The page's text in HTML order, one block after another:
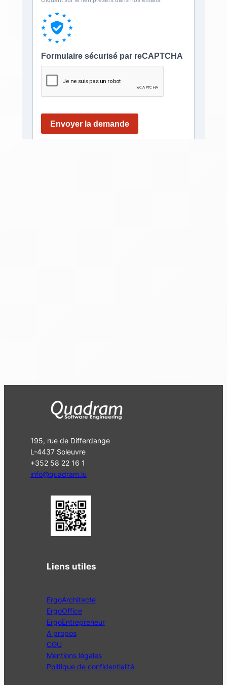
195, rue de Differdange
L-4437 Soleuvre
+352 58 22 16 1
info@quadram.lu
Liens utiles
ErgoArchitecte
ErgoOffice
ErgoEntrepreneur
A propos
CGU
Mentions légales
Politique de confidentialité